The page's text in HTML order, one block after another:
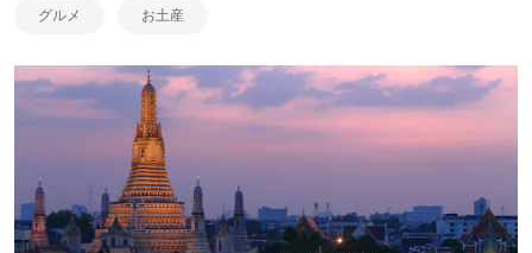
グルメ お土産